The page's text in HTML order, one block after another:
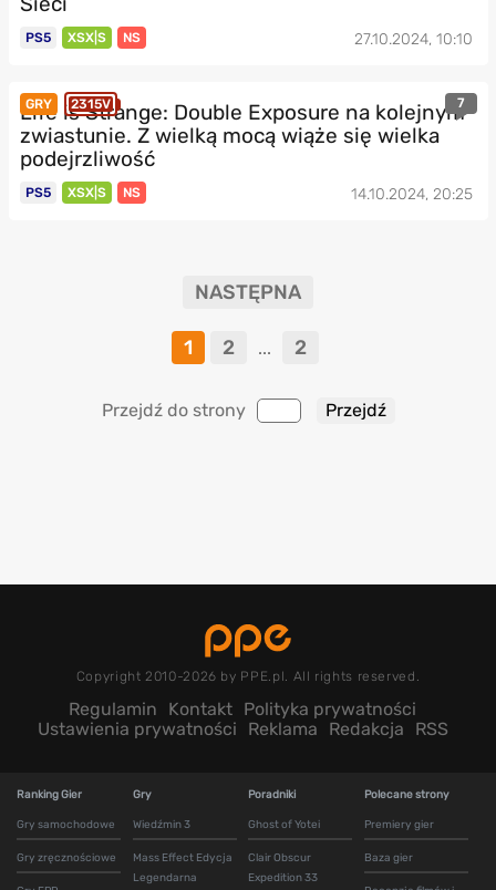
PS5 XSX|S NS 27.10.2024, 10:10
GRY 2315V 7
Life is Strange: Double Exposure na kolejnym
zwiastunie. Z wielką mocą wiąże się wielka
podejrzliwość
PS5 XSX|S NS 14.10.2024, 20:25
NASTĘPNA
1 2 ... 2
Przejdź do strony
Copyright 2010-2026 by PPE.pl. All rights reserved.
Regulamin Kontakt Polityka prywatności
Ustawienia prywatności
Reklama Redakcja RSS
Ranking Gier
Gry samochodowe
Gry zręcznościowe
Gry
Wiedźmin 3
Mass Effect Edycja
Legendarna
Poradniki
Ghost of Yotei
Clair Obscur
Expedition 33
Polecane strony
Premiery gier
Baza gier